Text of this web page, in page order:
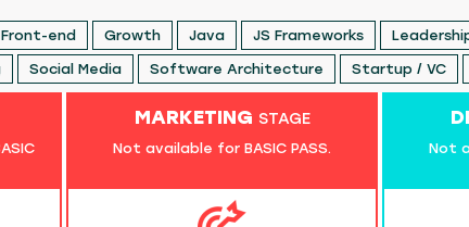
Front-end Growth Java JS Frameworks
Social Media Software Architecture Startup / VC
MARKETING STAGE
Not available for BASIC PASS. Not